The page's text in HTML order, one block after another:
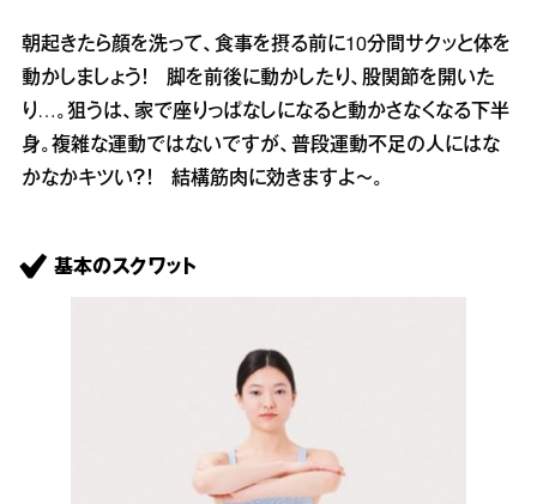
朝起きたら顔を洗って、食事を摂る前に10分間サクッと体を
動かしましょう！ 脚を前後に動かしたり、股関節を開いた
り…。狙うは、家で座りっぱなしになると動かさなくなる下半
身。複雑な運動ではないですが、普段運動不足の人にはな
かなかキツい？！ 結構筋肉に効きますよ～。
基本のスクワット